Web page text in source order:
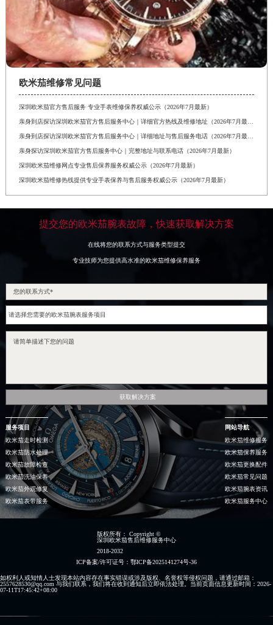
欧米茄维修常见问题
深圳欧米茄官方售后服务 专业手表维修保养权威公示（2026年7月最新）
亲身探访深圳欧米茄官方售后服务中心｜完整地址与联系电话（2026年7月最新）
深圳欧米茄维修网点专业售后保养服务权威公示（2026年7月最新）
深圳欧米茄维修热线提供专业手表保养与售后服务权威公示（2026年7月最新）
提交您的欧米茄腕表故障，快速获取解决方案
在线将您的联系方式与服务类型提交
专业技师为您提供高水准的欧米茄维修保养服务
获取解决方案
服务项目
欧米茄走时检测
欧米茄防水处理
欧米茄故障检查
欧米茄洗油保养
欧米茄外观修复
欧米茄表带服务
网站导航
欧米茄维修服务
欧米茄保养服务
欧米茄更换配件
欧米茄常见问题
欧米茄腕表资讯
欧米茄服务中心
版权所有：
Copyright ©
深圳欧米茄售后维修服务中心
2018-2032
ICP备案/许可证号：鄂ICP备2025141274号-36
如权利人或知情人士发现本站内容存在事实错误或涉及版权、名誉权等侵权问题，请通过邮箱：
2557628530@qq.com 与我们联系，我们将在收到通知后立即依法处理。当前页面信息更新时间：2026-
07-11T17:45:42+08:00